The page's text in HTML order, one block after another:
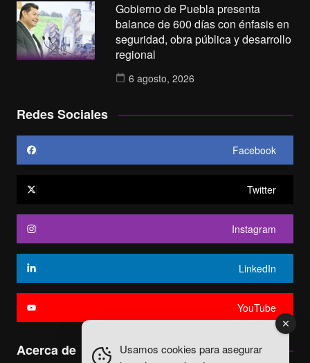
Gobierno de Puebla presenta
balance de 600 días con énfasis en
seguridad, obra pública y desarrollo
regional
6 agosto, 2026
Redes Sociales
Facebook
Twitter
Instagram
LinkedIn
YouTube
Acerca de
Usamos cookies para asegurar